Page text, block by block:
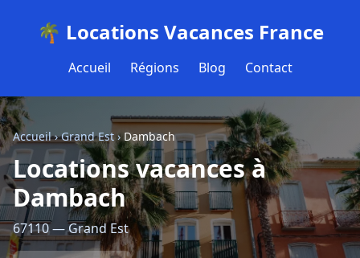
🌴 Locations Vacances France
Accueil Régions Blog Contact
Accueil›Grand Est ›Dambach
Locations vacances à
Dambach
67110 — Grand Est